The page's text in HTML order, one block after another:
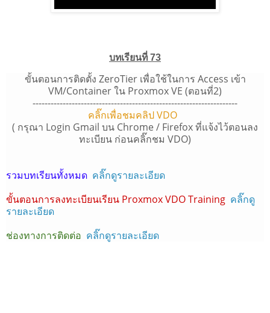
บทเรียนที่ 73
ขั้นตอนการติดตั้ง ZeroTier เพื่อใช้ในการ Access เข้า
VM/Container ใน Proxmox VE (ตอนที่2)
--------------------------------------------------------------------
คลิ๊กเพื่อชมคลิป VDO
( กรุณา Login Gmail บน Chrome / Firefox ที่แจ้งไว้ตอนลง
ทะเบียน ก่อนคลิ๊กชม VDO)
รวมบทเรียนทั้งหมด คลิ๊กดูรายละเอียด
ขั้นตอนการลงทะเบียนเรียน Proxmox VDO Training คลิ๊กดู
รายละเอียด
ช่องทางการติดต่อ คลิ๊กดูรายละเอียด